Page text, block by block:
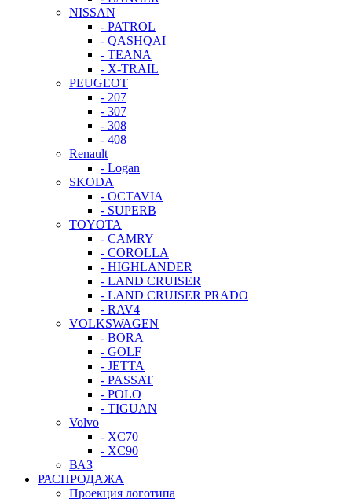
NISSAN
- PATROL
- QASHQAI
- TEANA
- X-TRAIL
PEUGEOT
- 207
- 307
- 308
- 408
Renault
- Logan
SKODA
- OCTAVIA
- SUPERB
TOYOTA
- CAMRY
- COROLLA
- HIGHLANDER
- LAND CRUISER
- LAND CRUISER PRADO
- RAV4
VOLKSWAGEN
- BORA
- GOLF
- JETTA
- PASSAT
- POLO
- TIGUAN
Volvo
- XC70
- XC90
ВАЗ
РАСПРОДАЖА
Проекция логотипа